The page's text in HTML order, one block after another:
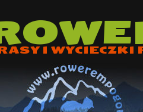
I WYCIECZKI